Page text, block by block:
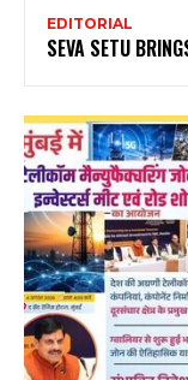
EDITORIAL
SEVA SETU